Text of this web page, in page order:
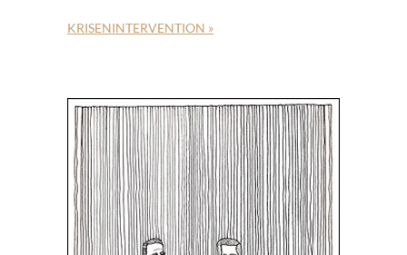
KRISENINTERVENTION »